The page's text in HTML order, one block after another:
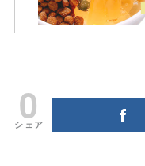
0
シェア